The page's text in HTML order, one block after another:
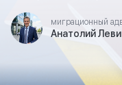
миграционный
Анатолий